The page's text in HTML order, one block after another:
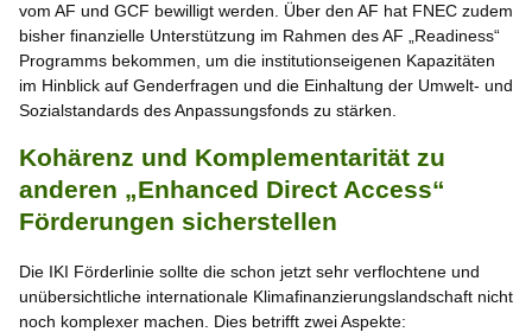
vom AF und GCF bewilligt werden. Über den AF hat FNEC zudem
bisher finanzielle Unterstützung im Rahmen des AF „Readiness“
Programms bekommen, um die institutionseigenen Kapazitäten
im Hinblick auf Genderfragen und die Einhaltung der Umwelt- und
Sozialstandards des Anpassungsfonds zu stärken.
Kohärenz und Komplementarität zu
anderen „Enhanced Direct Access“
Förderungen sicherstellen
Die IKI Förderlinie sollte die schon jetzt sehr verflochtene und
unübersichtliche internationale Klimafinanzierungslandschaft nicht
noch komplexer machen. Dies betrifft zwei Aspekte: